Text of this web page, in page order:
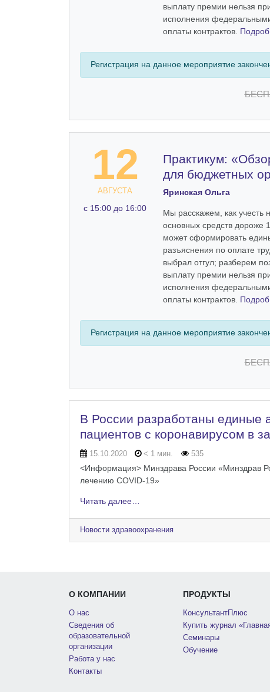
выплату премии нельзя
исполнения
оплаты контрактов.
Регистрация на данное мероприятие
12
АВГУСТА
c 15:00 до 16:00
Практикум:
для бюджетных
Яринская Ольга
Мы расскажем, как учесть
основных средств дороже
может сформировать
разъяснения по оплате
выбрал отгул; разберем
выплату премии нельзя
исполнения
оплаты контрактов.
Регистрация на данное мероприятие
В России разработаны единые
пациентов с коронавирусом в
15.10.2020 < 1 мин. 535
<Информация> Минздрава России «Минздрав
лечению COVID-19»
Читать далее…
Новости здравоохранения
О КОМПАНИИ
О нас
Сведения об
образовательной
организации
Работа у нас
Контакты
ПРОДУКТЫ
КонсультантПлюс
Купить журнал
Семинары
Обучение